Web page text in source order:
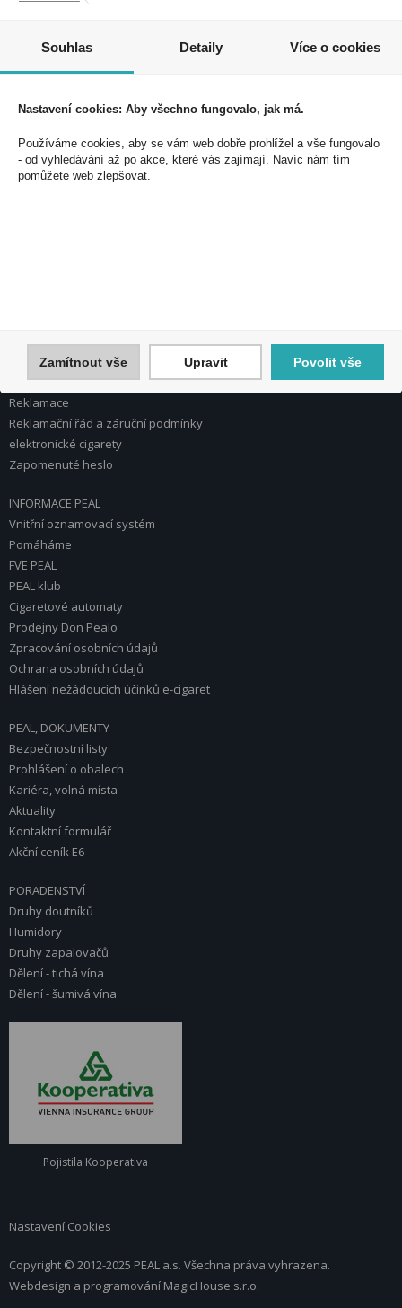
Souhlasím se zpracováním osobních údajů *
PEAL a.s.
U Plynárny 412/101
101 00 Praha 10
Přihlášení
Nápověda k registraci a nákupu
Obchodní podmínky
Reklamace
Reklamační řád a záruční podmínky
elektronické cigarety
Zapomenuté heslo
INFORMACE PEAL
Vnitřní oznamovací systém
Pomáháme
FVE PEAL
PEAL klub
Cigaretové automaty
Prodejny Don Pealo
Zpracování osobních údajů
Ochrana osobních údajů
Hlášení nežádoucích účinků e-cigaret
PEAL, DOKUMENTY
Bezpečnostní listy
Prohlášení o obalech
Kariéra, volná místa
Aktuality
Kontaktní formulář
Akční ceník E6
PORADENSTVÍ
Druhy doutníků
Humidory
Druhy zapalovačů
Dělení - tichá vína
Dělení - šumivá vína
Pojistila Kooperativa
Nastavení Cookies
Copyright © 2012-2025 PEAL a.s. Všechna práva vyhrazena.
Webdesign a programování MagicHouse s.r.o.
Souhlas Detaily Více o cookies
Nastavení cookies: Aby všechno fungovalo, jak má.
Používáme cookies, aby se vám web dobře prohlížel a vše fungovalo
- od vyhledávání až po akce, které vás zajímají. Navíc nám tím
pomůžete web zlepšovat.
Zamítnout vše Upravit Povolit vše